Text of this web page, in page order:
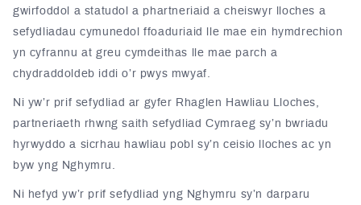
gwirfoddol a statudol a phartneriaid a cheiswyr lloches a
sefydliadau cymunedol ffoaduriaid lle mae ein hymdrechion
yn cyfrannu at greu cymdeithas lle mae parch a
chydraddoldeb iddi o’r pwys mwyaf.
Ni yw’r prif sefydliad ar gyfer Rhaglen Hawliau Lloches,
partneriaeth rhwng saith sefydliad Cymraeg sy’n bwriadu
hyrwyddo a sicrhau hawliau pobl sy’n ceisio lloches ac yn
byw yng Nghymru.
Ni hefyd yw’r prif sefydliad yng Nghymru sy’n darparu